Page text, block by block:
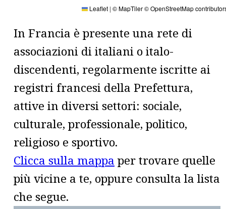
Leaflet | © MapTiler© OpenStreetMap
In Francia è presente una rete di
associazioni di italiani o italo-
discendenti, regolarmente iscritte ai
registri francesi della Prefettura,
attive in diversi settori: sociale,
culturale, professionale, politico,
religioso e sportivo.
Clicca sulla mappaper trovare quelle
più vicine a te, oppure consulta la lista
che segue.